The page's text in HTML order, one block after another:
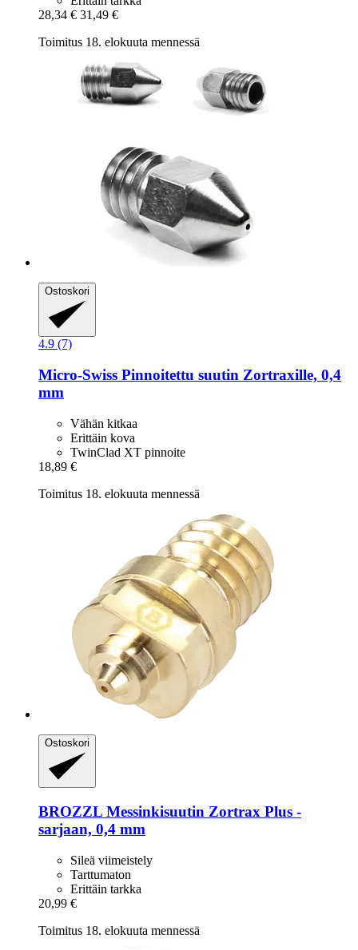
28,34 € 31,49 €
Toimitus 18. elokuuta mennessä
Ostoskori
4.9 (7)
Micro-Swiss Pinnoitettu suutin Zortraxille, 0,4
mm
Vähän kitkaa
Erittäin kova
TwinClad XT pinnoite
18,89 €
Toimitus 18. elokuuta mennessä
Ostoskori
BROZZL Messinkisuutin Zortrax Plus -​
sarjaan, 0,4 mm
Sileä viimeistely
Tarttumaton
Erittäin tarkka
20,99 €
Toimitus 18. elokuuta mennessä